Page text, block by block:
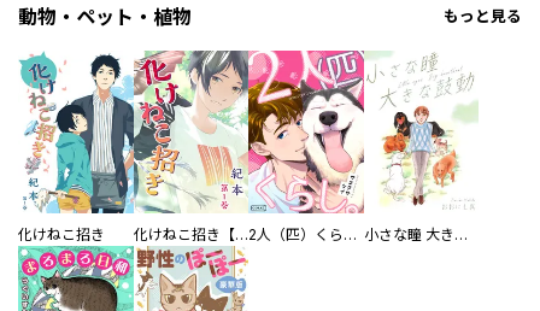
動物・ペット・植物 もっと見る
化けねこ招き 化けねこ招き【描きおろし付合冊版】 2人（匹）くらし。 小さな瞳 大きな鼓動